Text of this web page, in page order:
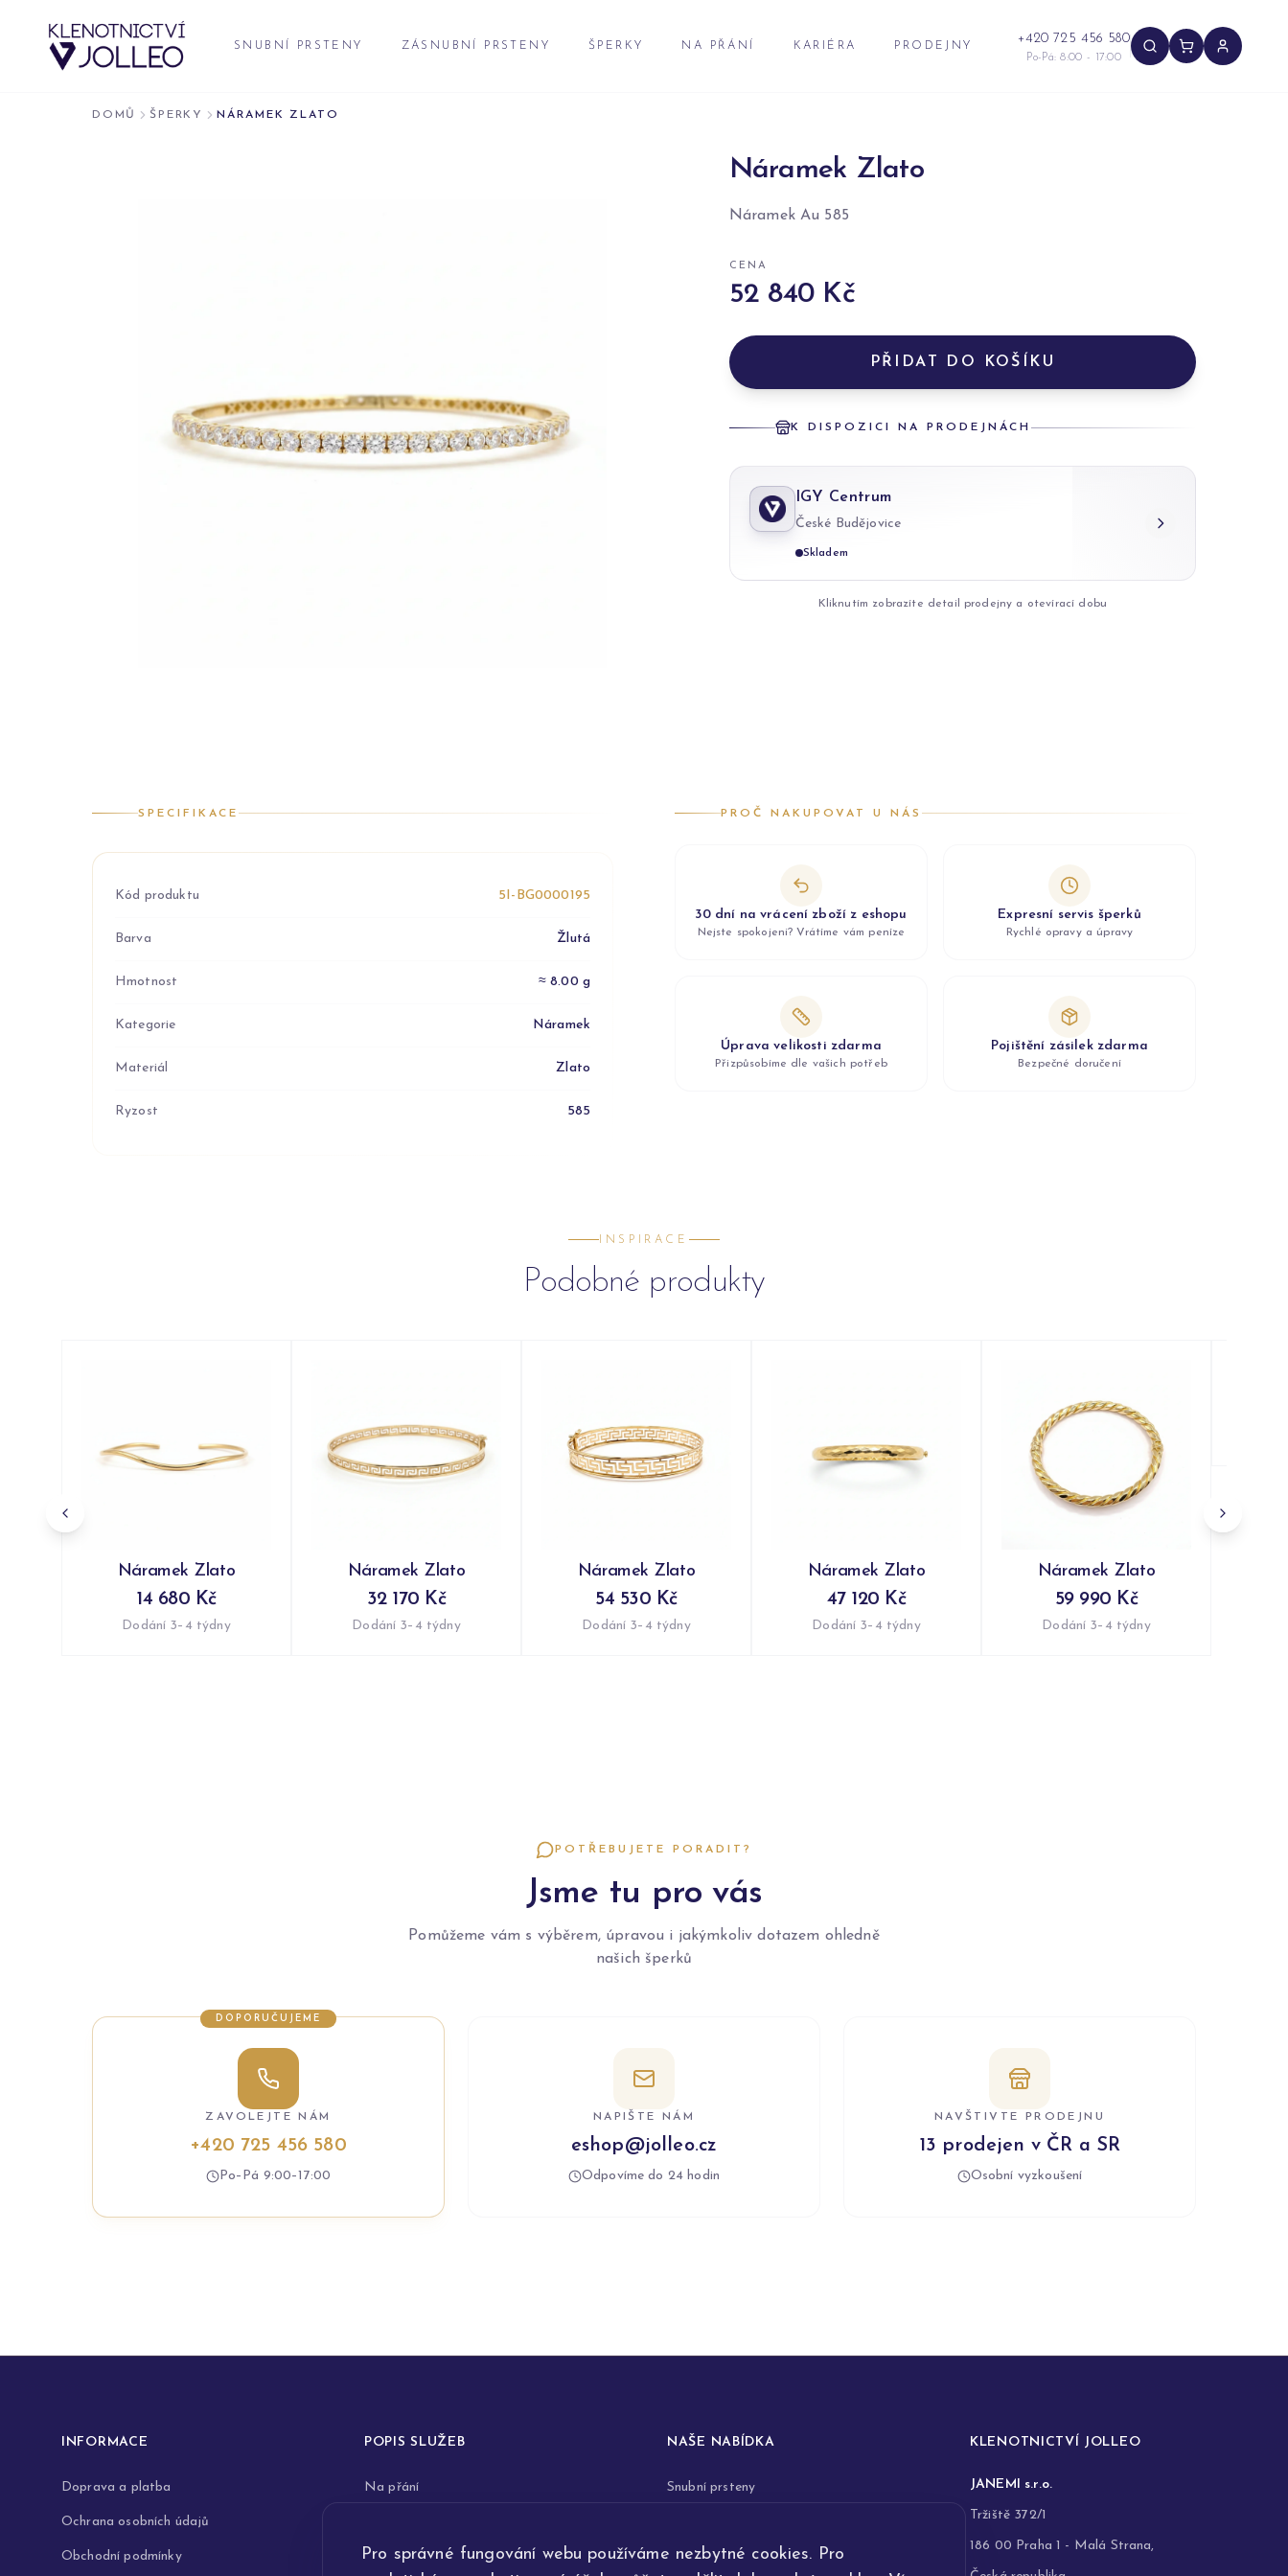
Pro správné fungování webu používáme nezbytné cookies. Pro
SNUBNÍ PRSTENY ZÁSNUBNÍ PRSTENY ŠPERKY NA PŘÁNÍ KARIÉRA PRODEJNY +420 725 456 580
Po-Pá: 8:00 - 17:00
DOMŮ ŠPERKY NÁRAMEK ZLATO
Náramek Zlato
Náramek Au 585
CENA
52 840 Kč
PŘIDAT DO KOŠÍKU
K DISPOZICI NA PRODEJNÁCH
IGY Centrum
České Budějovice
Skladem
Kliknutím zobrazíte detail prodejny a otevírací dobu
SPECIFIKACE
Kód produktu 5I-BG0000195
Barva Žlutá
Hmotnost ≈ 8.00 g
Kategorie Náramek
Materiál Zlato
Ryzost 585
PROČ NAKUPOVAT U NÁS
30 dní na vrácení zboží z eshopu
Nejste spokojeni? Vrátíme vám peníze
Expresní servis šperků
Rychlé opravy a úpravy
Úprava velikosti zdarma
Přizpůsobíme dle vašich potřeb
Pojištění zásilek zdarma
Bezpečné doručení
INSPIRACE
Podobné produkty
Náramek Zlato
14 680 Kč
Dodání 3–4 týdny
Náramek Zlato
32 170 Kč
Dodání 3–4 týdny
Náramek Zlato
54 530 Kč
Dodání 3–4 týdny
Náramek Zlato
47 120 Kč
Dodání 3–4 týdny
Náramek Zlato
59 990 Kč
Dodání 3–4 týdny
POTŘEBUJETE PORADIT?
Jsme tu pro vás
Pomůžeme vám s výběrem, úpravou i jakýmkoliv dotazem ohledně
našich šperků
DOPORUČUJEME
ZAVOLEJTE NÁM
+420 725 456 580
Po–Pá 9:00–17:00
NAPIŠTE NÁM
eshop@jolleo.cz
Odpovíme do 24 hodin
NAVŠTIVTE PRODEJNU
13 prodejen v ČR a SR
Osobní vyzkoušení
INFORMACE
Doprava a platba
Ochrana osobních údajů
Obchodní podmínky
POPIS SLUŽEB
Na přání
Opravy a renovace šperků
NAŠE NABÍDKA
Snubní prsteny
Šperky
KLENOTNICTVÍ JOLLEO
JANEMI s.r.o.
Tržiště 372/1
186 00 Praha 1 - Malá Strana,